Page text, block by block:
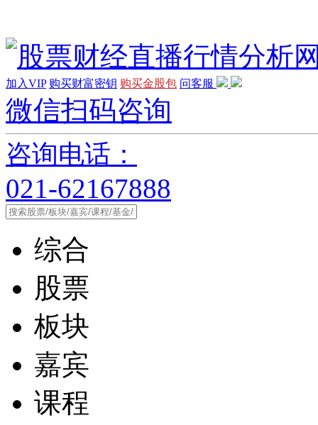
加入VIP 购买财富密钥 购买金股包 问客服
微信扫码咨询
咨询电话：
021-62167888
综合
股票
板块
嘉宾
课程